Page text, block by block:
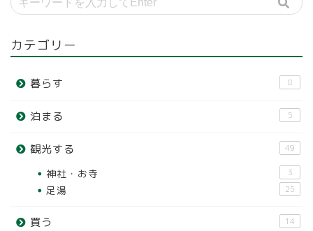
カテゴリー
暮らす 8
泊まる 5
観光する 49
神社・お寺 3
足湯 25
買う 14